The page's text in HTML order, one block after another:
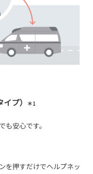
プ） ＊1
安心です。
を押すだけでヘルプネッ